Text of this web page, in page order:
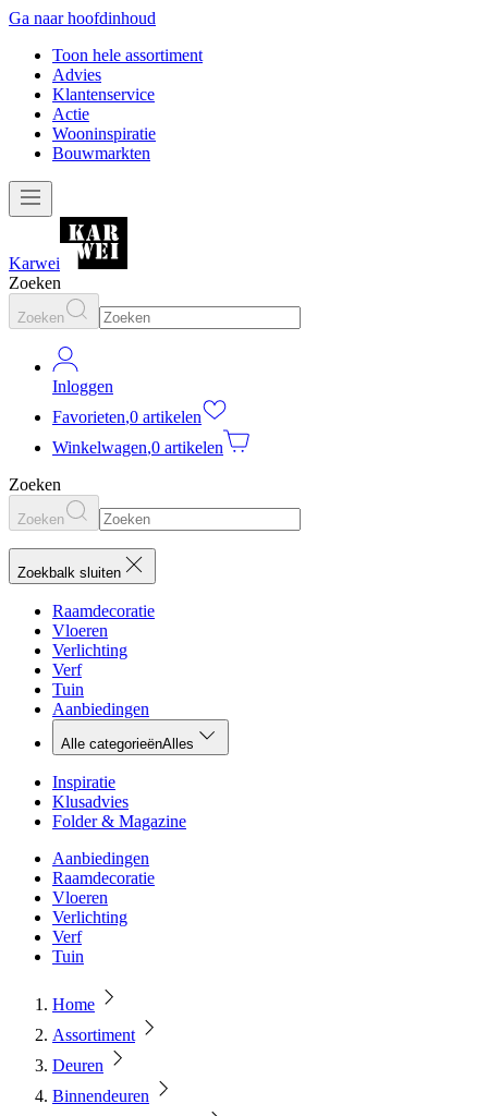
Ga naar hoofdinhoud
Toon hele assortiment
Advies
Klantenservice
Actie
Wooninspiratie
Bouwmarkten
Karwei
Zoeken
Zoeken
Inloggen
Favorieten,0 artikelen
Winkelwagen,0 artikelen
Zoeken
Zoeken
Zoekbalk sluiten
Raamdecoratie
Vloeren
Verlichting
Verf
Tuin
Aanbiedingen
Alle categorieënAlles
Inspiratie
Klusadvies
Folder & Magazine
Aanbiedingen
Raamdecoratie
Vloeren
Verlichting
Verf
Tuin
Home
Assortiment
Deuren
Binnendeuren